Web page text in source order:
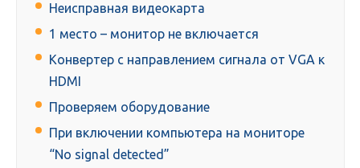
Неисправная видеокарта
1 место – монитор не включается
Конвертер с направлением сигнала от VGA к
HDMI
Проверяем оборудование
При включении компьютера на мониторе
“No signal detected”